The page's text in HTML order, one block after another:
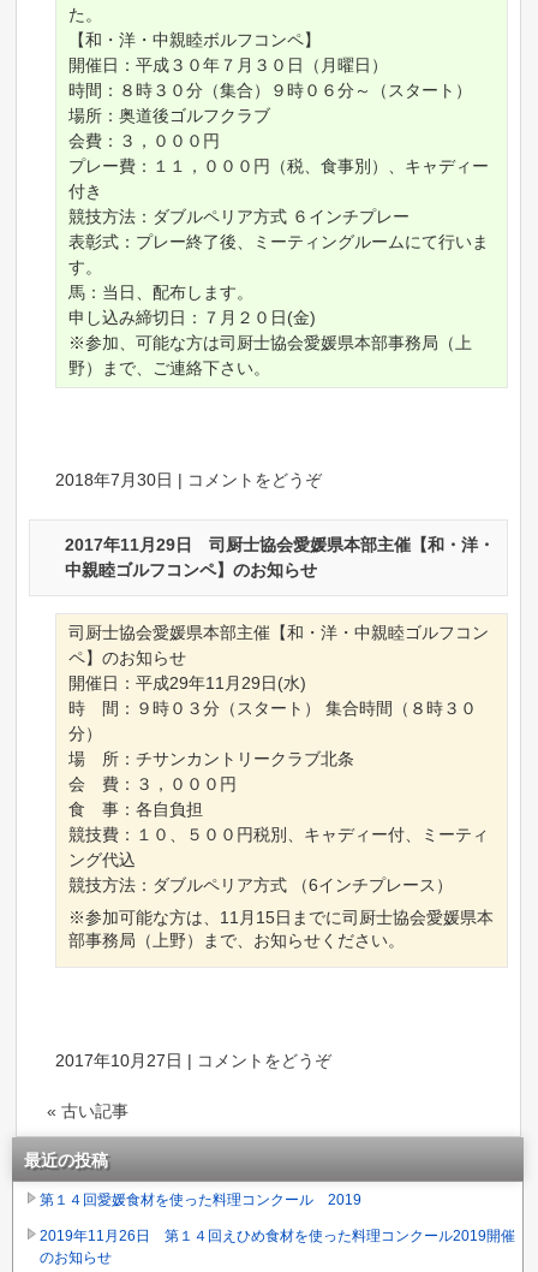
た。
【和・洋・中親睦ボルフコンペ】
開催日：平成３０年７月３０日（月曜日）
時間：８時３０分（集合）９時０６分～（スタート）
場所：奥道後ゴルフクラブ
会費：３，０００円
プレー費：１１，０００円（税、食事別）、キャディー
付き
競技方法：ダブルペリア方式 ６インチプレー
表彰式：プレー終了後、ミーティングルームにて行いま
す。
馬：当日、配布します。
申し込み締切日：７月２０日(金)
※参加、可能な方は司厨士協会愛媛県本部事務局（上
野）まで、ご連絡下さい。
2018年7月30日 | コメントをどうぞ
2017年11月29日 司厨士協会愛媛県本部主催【和・洋・
中親睦ゴルフコンペ】のお知らせ
司厨士協会愛媛県本部主催【和・洋・中親睦ゴルフコン
ペ】のお知らせ
開催日：平成29年11月29日(水)
時 間：９時０３分（スタート） 集合時間（８時３０
分）
場 所：チサンカントリークラブ北条
会 費：３，０００円
食 事：各自負担
競技費：１０、５００円税別、キャディー付、ミーティ
ング代込
競技方法：ダブルペリア方式 （6インチプレース）
※参加可能な方は、11月15日までに司厨士協会愛媛県本
部事務局（上野）まで、お知らせください。
2017年10月27日 | コメントをどうぞ
« 古い記事
最近の投稿
第１４回愛媛食材を使った料理コンクール 2019
2019年11月26日 第１４回えひめ食材を使った料理コンクール2019開催
のお知らせ